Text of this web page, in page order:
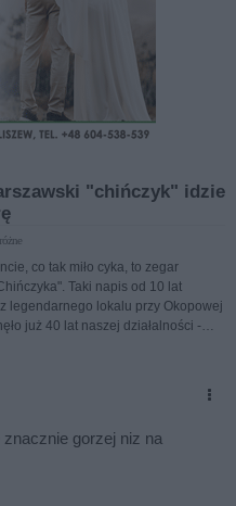
"chińczyk" idzie
co tak miło cyka, to zegar
Taki napis od 10 lat
legendarnego lokalu przy Okopowej
już 40 lat naszej działalności -
gorzej niz na